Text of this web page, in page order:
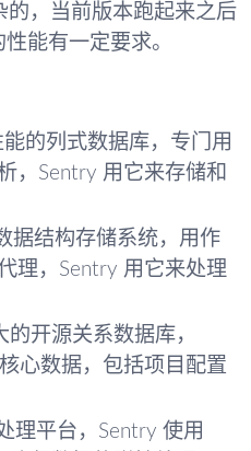
的，当前版本跑起来之后
能有一定要求。
的列式数据库，专门用
，Sentry 用它来存储和
据结构存储系统，用作
理，Sentry 用它来处理
的开源关系数据库，
心数据，包括项目配置
理平台，Sentry 使用